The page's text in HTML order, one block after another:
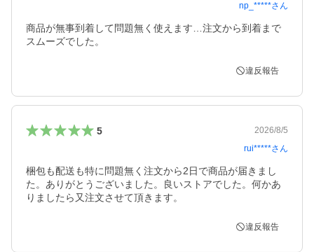
np_*****さん
商品が無事到着して問題無く使えます…注文から到着まで
スムーズでした。
違反報告
5
2026/8/5
rui*****さん
梱包も配送も特に問題無く注文から2日で商品が届きまし
た。ありがとうございました。良いストアでした。何かあ
りましたら又注文させて頂きます。
違反報告